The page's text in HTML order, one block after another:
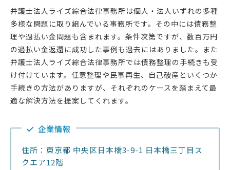
弁護士法人ライズ綜合法律事務所は個人・法人いずれの多種
多様な問題に取り組んでいる事務所です。その中には債務整
理や過払い金問題も含まれます。条件次第ですが、数百万円
の過払い金返還に成功した事例も過去にはありました。また
弁護士法人ライズ綜合法律事務所では債務整理の手続きも受
け付けています。任意整理や民事再生、自己破産といくつか
手続きの方法がありますが、それぞれのケースを踏まえて最
適な解決方法を提案してくれます。
企業情報
住所：東京都 中央区日本橋3-9-1 日本橋三丁目ス
クエア12階